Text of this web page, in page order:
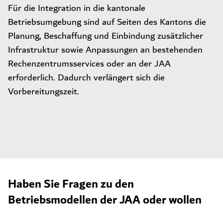
Für die Integration in die kantonale
Betriebsumgebung sind auf Seiten des Kantons die
Planung, Beschaffung und Einbindung zusätzlicher
Infrastruktur sowie Anpassungen an bestehenden
Rechenzentrumsservices oder an der JAA
erforderlich. Dadurch verlängert sich die
Vorbereitungszeit.
Haben Sie Fragen zu den
Betriebsmodellen der JAA oder wollen